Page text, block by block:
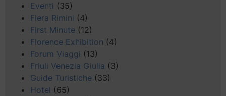
Eventi (35)
Fiera Rimini (4)
First Minute (12)
Florence Exhibition (4)
Forum Viaggi (13)
Friuli Venezia Giulia (3)
Guide Turistiche (33)
Hotel (65)